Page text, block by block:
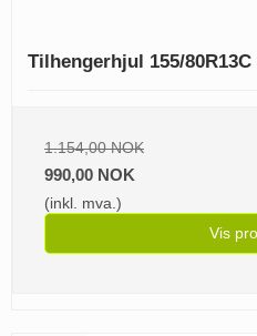
Tilhengerhjul 155/80R13C
1.154,00 NOK
990,00 NOK
(inkl. mva.)
Vis